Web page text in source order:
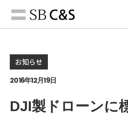
お知らせ
2016年12月19日
DJI製ドローンに